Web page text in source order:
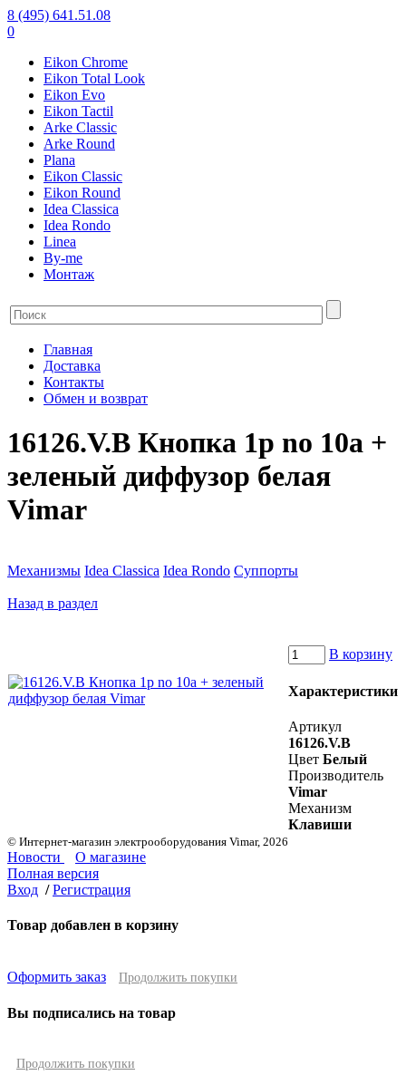
8 (495) 641.51.08
0
Eikon Chrome
Eikon Total Look
Eikon Evo
Eikon Tactil
Arke Classic
Arke Round
Plana
Eikon Classic
Eikon Round
Idea Classica
Idea Rondo
Linea
By-me
Монтаж
Главная
Доставка
Контакты
Обмен и возврат
16126.V.B Кнопка 1p no 10a +
зеленый диффузор белая
Vimar
Механизмы Idea Classica Idea Rondo Суппорты
Назад в раздел
В корзину
Характеристики
Артикул
16126.V.B
Цвет Белый
Производитель
Vimar
Механизм
Клавиши
© Интернет-магазин электрооборудования Vimar, 2026
Новости
О магазине
Полная версия
Вход / Регистрация
Товар добавлен в корзину
Оформить заказ Продолжить покупки
Вы подписались на товар
Продолжить покупки